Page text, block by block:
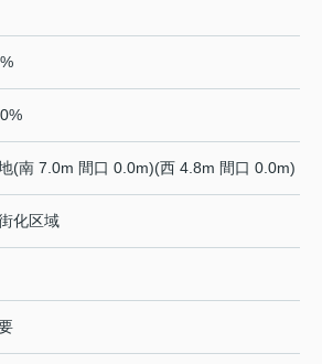
(南 7.0m 間口 0.0m)(西 4.8m 間口 0.0m)
化区域